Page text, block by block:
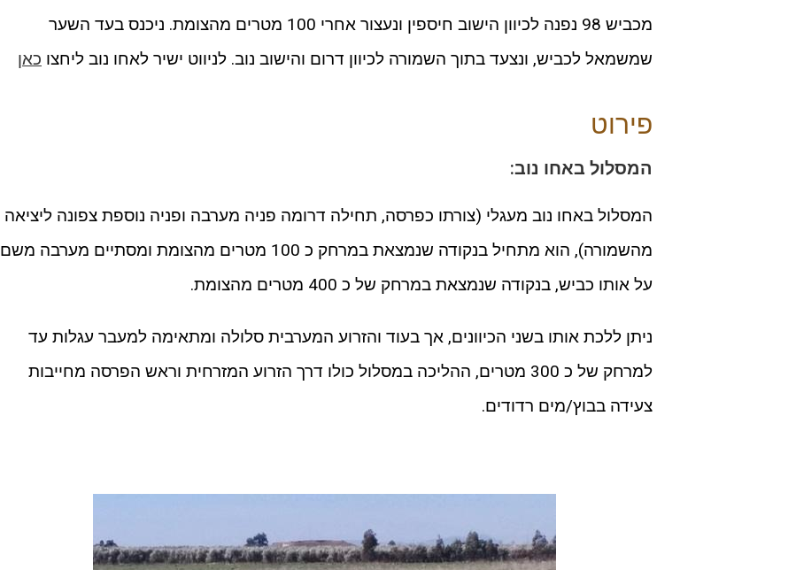
מכביש 98 נפנה לכיוון הישוב חיספין ונעצור אחרי 100 מטרים מהצומת. ניכנס בעד השער
שמשמאל לכביש, ונצעד בתוך השמורה לכיוון דרום והישוב נוב. לניווט ישיר לאחו נוב ליחצו כאן
פירוט
המסלול באחו נוב:
המסלול באחו נוב מעגלי (צורתו כפרסה, תחילה דרומה פניה מערבה ופניה נוספת צפונה ליציאה
מהשמורה), הוא מתחיל בנקודה שנמצאת במרחק כ 100 מטרים מהצומת ומסתיים מערבה משם
על אותו כביש, בנקודה שנמצאת במרחק של כ 400 מטרים מהצומת.
ניתן ללכת אותו בשני הכיוונים, אך בעוד והזרוע המערבית סלולה ומתאימה למעבר עגלות עד
למרחק של כ 300 מטרים, ההליכה במסלול כולו דרך הזרוע המזרחית וראש הפרסה מחייבות
צעידה בבוץ/מים רדודים.